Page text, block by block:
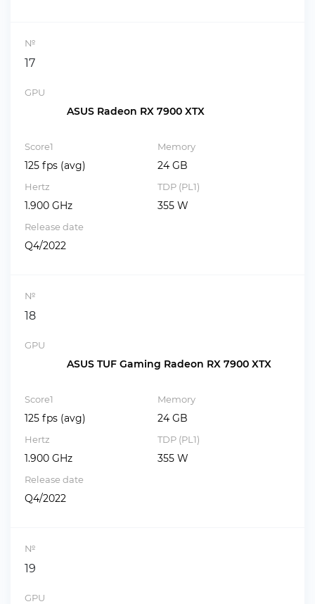
№
17
GPU
ASUS Radeon RX 7900 XTX
Score1
125 fps (avg)
Memory
24 GB
Hertz
1.900 GHz
TDP (PL1)
355 W
Release date
Q4/2022
№
18
GPU
ASUS TUF Gaming Radeon RX 7900 XTX
Score1
125 fps (avg)
Memory
24 GB
Hertz
1.900 GHz
TDP (PL1)
355 W
Release date
Q4/2022
№
19
GPU